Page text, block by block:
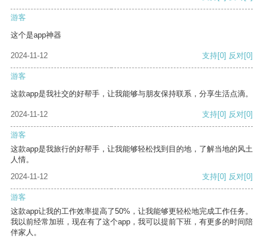
游客
这个是app神器
2024-11-12 支持[0] 反对[0]
游客
这款app是我社交的好帮手，让我能够与朋友保持联系，分享生活点滴。
2024-11-12 支持[0] 反对[0]
游客
这款app是我旅行的好帮手，让我能够轻松找到目的地，了解当地的风土
人情。
2024-11-12
支持[0] 反对[0]
游客
这款app让我的工作效率提高了50%，让我能够更轻松地完成工作任务。
我以前经常加班，现在有了这个app，我可以提前下班，有更多的时间陪
伴家人。